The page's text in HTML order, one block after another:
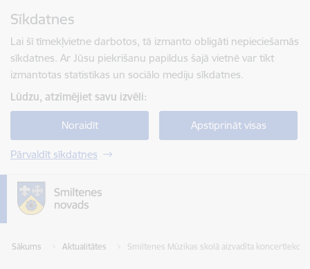
Sīkdatnes
Lai šī tīmekļvietne darbotos, tā izmanto obligāti nepieciešamās
sīkdatnes. Ar Jūsu piekrišanu papildus šajā vietnē var tikt
izmantotas statistikas un sociālo mediju sīkdatnes.
Lūdzu, atzīmējiet savu izvēli:
Noraidīt Apstiprināt visas
Pārvaldīt sīkdatnes
Sākums Aktualitātes Smiltenes Mūzikas skolā aizvadīta